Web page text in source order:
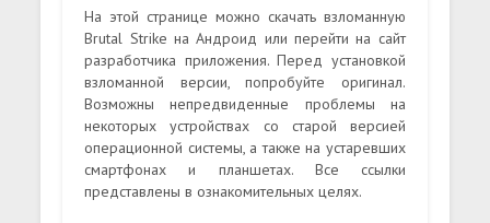
На этой странице можно скачать взломанную
Brutal Strike на Андроид или перейти на сайт
разработчика приложения. Перед установкой
взломанной версии, попробуйте оригинал.
Возможны непредвиденные проблемы на
некоторых устройствах со старой версией
операционной системы, а также на устаревших
смартфонах и планшетах. Все ссылки
представлены в ознакомительных целях.